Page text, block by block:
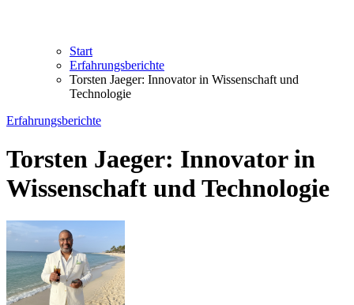
Start
Erfahrungsberichte
Torsten Jaeger: Innovator in Wissenschaft und
Technologie
Erfahrungsberichte
Torsten Jaeger: Innovator in
Wissenschaft und Technologie